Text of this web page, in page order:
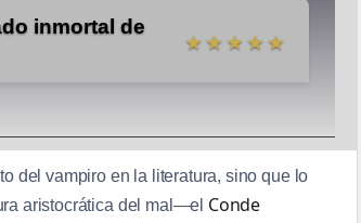
inmortal de
★★★★★
del vampiro en la literatura, sino que lo
aristocrática del mal—el Conde